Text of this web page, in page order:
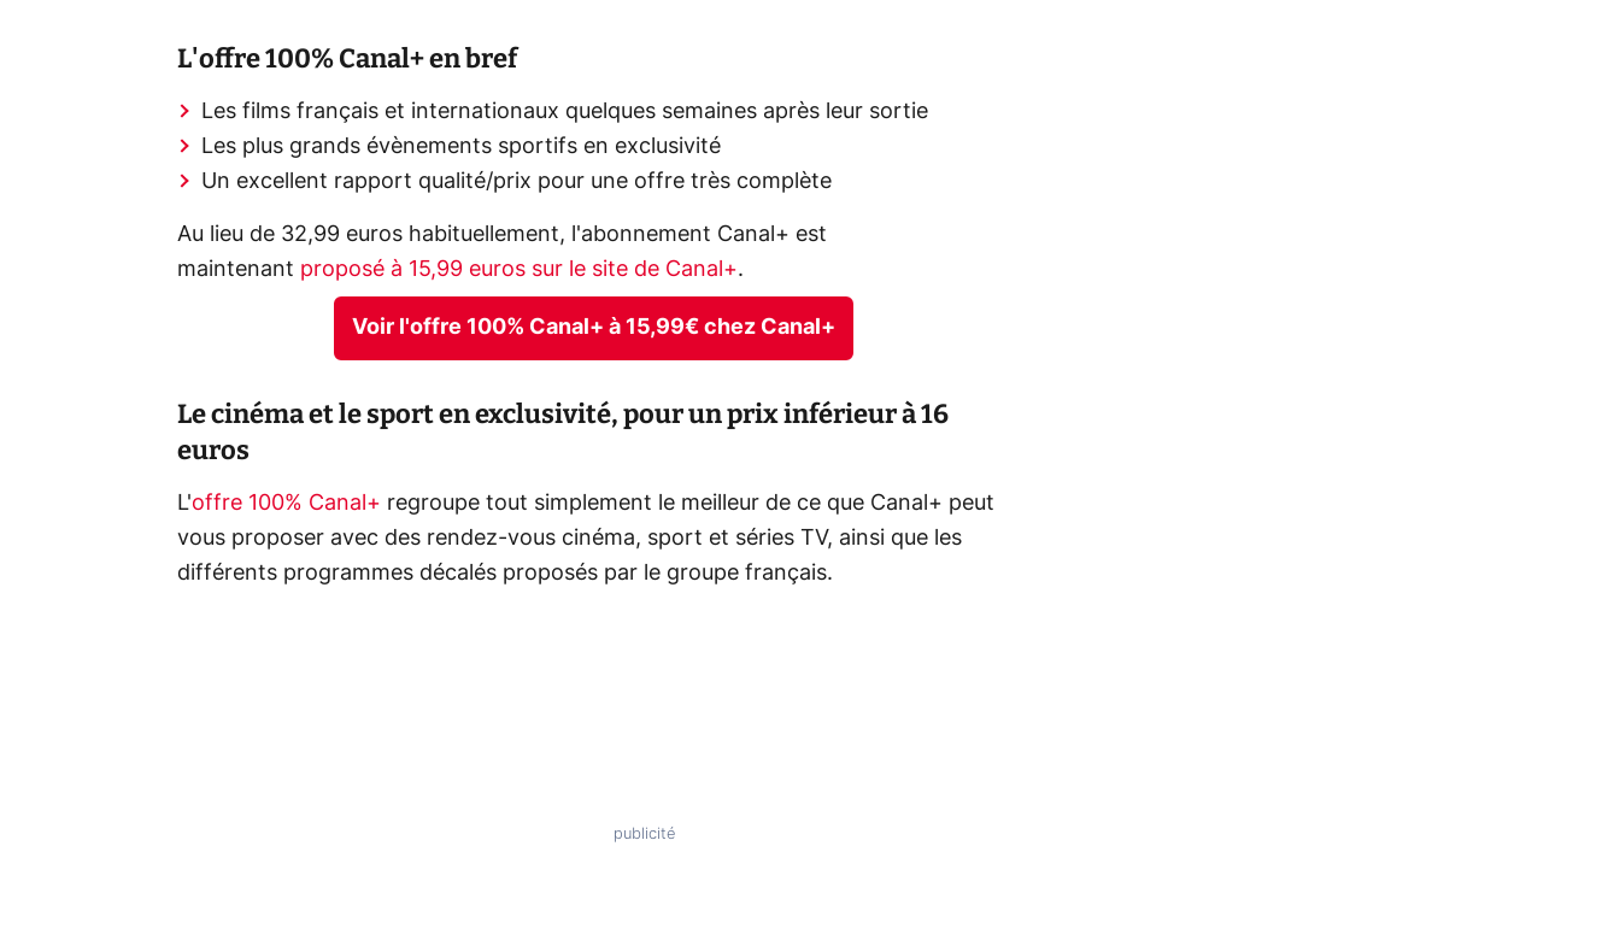
L'offre 100% Canal+ en bref
Les films français et internationaux quelques semaines après leur sortie
Les plus grands évènements sportifs en exclusivité
Un excellent rapport qualité/prix pour une offre très complète
Au lieu de 32,99 euros habituellement, l'abonnement Canal+ est
maintenant proposé à 15,99 euros sur le site de Canal+.
Voir l'offre 100% Canal+ à 15,99€ chez Canal+
Le cinéma et le sport en exclusivité, pour un prix inférieur à 16
euros
L'offre 100% Canal+ regroupe tout simplement le meilleur de ce que Canal+ peut
vous proposer avec des rendez-vous cinéma, sport et séries TV, ainsi que les
différents programmes décalés proposés par le groupe français.